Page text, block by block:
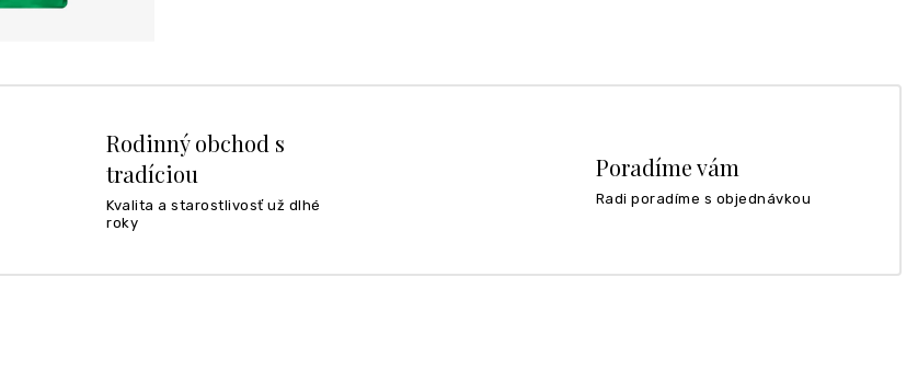
Rodinný obchod s
tradíciou
Kvalita a starostlivosť už dlhé
roky
Poradíme vám
Radi poradíme s objednávkou